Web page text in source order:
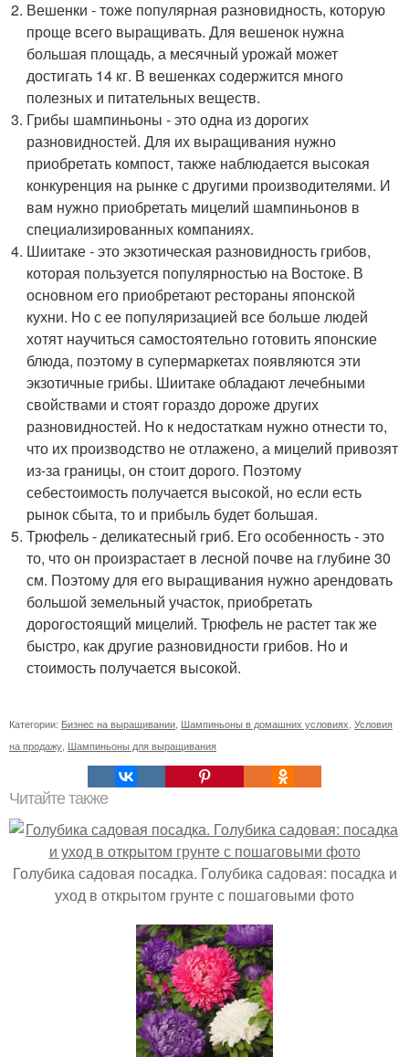
Вешенки - тоже популярная разновидность, которую
проще всего выращивать. Для вешенок нужна
большая площадь, а месячный урожай может
достигать 14 кг. В вешенках содержится много
полезных и питательных веществ.
Грибы шампиньоны - это одна из дорогих
разновидностей. Для их выращивания нужно
приобретать компост, также наблюдается высокая
конкуренция на рынке с другими производителями. И
вам нужно приобретать мицелий шампиньонов в
специализированных компаниях.
Шиитаке - это экзотическая разновидность грибов,
которая пользуется популярностью на Востоке. В
основном его приобретают рестораны японской
кухни. Но с ее популяризацией все больше людей
хотят научиться самостоятельно готовить японские
блюда, поэтому в супермаркетах появляются эти
экзотичные грибы. Шиитаке обладают лечебными
свойствами и стоят гораздо дороже других
разновидностей. Но к недостаткам нужно отнести то,
что их производство не отлажено, а мицелий привозят
из-за границы, он стоит дорого. Поэтому
себестоимость получается высокой, но если есть
рынок сбыта, то и прибыль будет большая.
Трюфель - деликатесный гриб. Его особенность - это
то, что он произрастает в лесной почве на глубине 30
см. Поэтому для его выращивания нужно арендовать
большой земельный участок, приобретать
дорогостоящий мицелий. Трюфель не растет так же
быстро, как другие разновидности грибов. Но и
стоимость получается высокой.
Категории: Бизнес на выращивании Шампиньоны в домашних условиях Условия
на продажу Шампиньоны для выращивания
Читайте также
Голубика садовая посадка. Голубика садовая: посадка и
уход в открытом грунте с пошаговыми фото